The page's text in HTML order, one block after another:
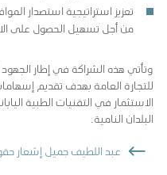
تعزيز استراتيجية استصدار
من أجل تسهيل الحصول على
وتأتي هذه الشراكة في إطار
للتجارة العامة بهدف تقديم
الاستثمار في التقنيات الطبية
البلدان النامية.
عبد اللطيف جميل إشعار